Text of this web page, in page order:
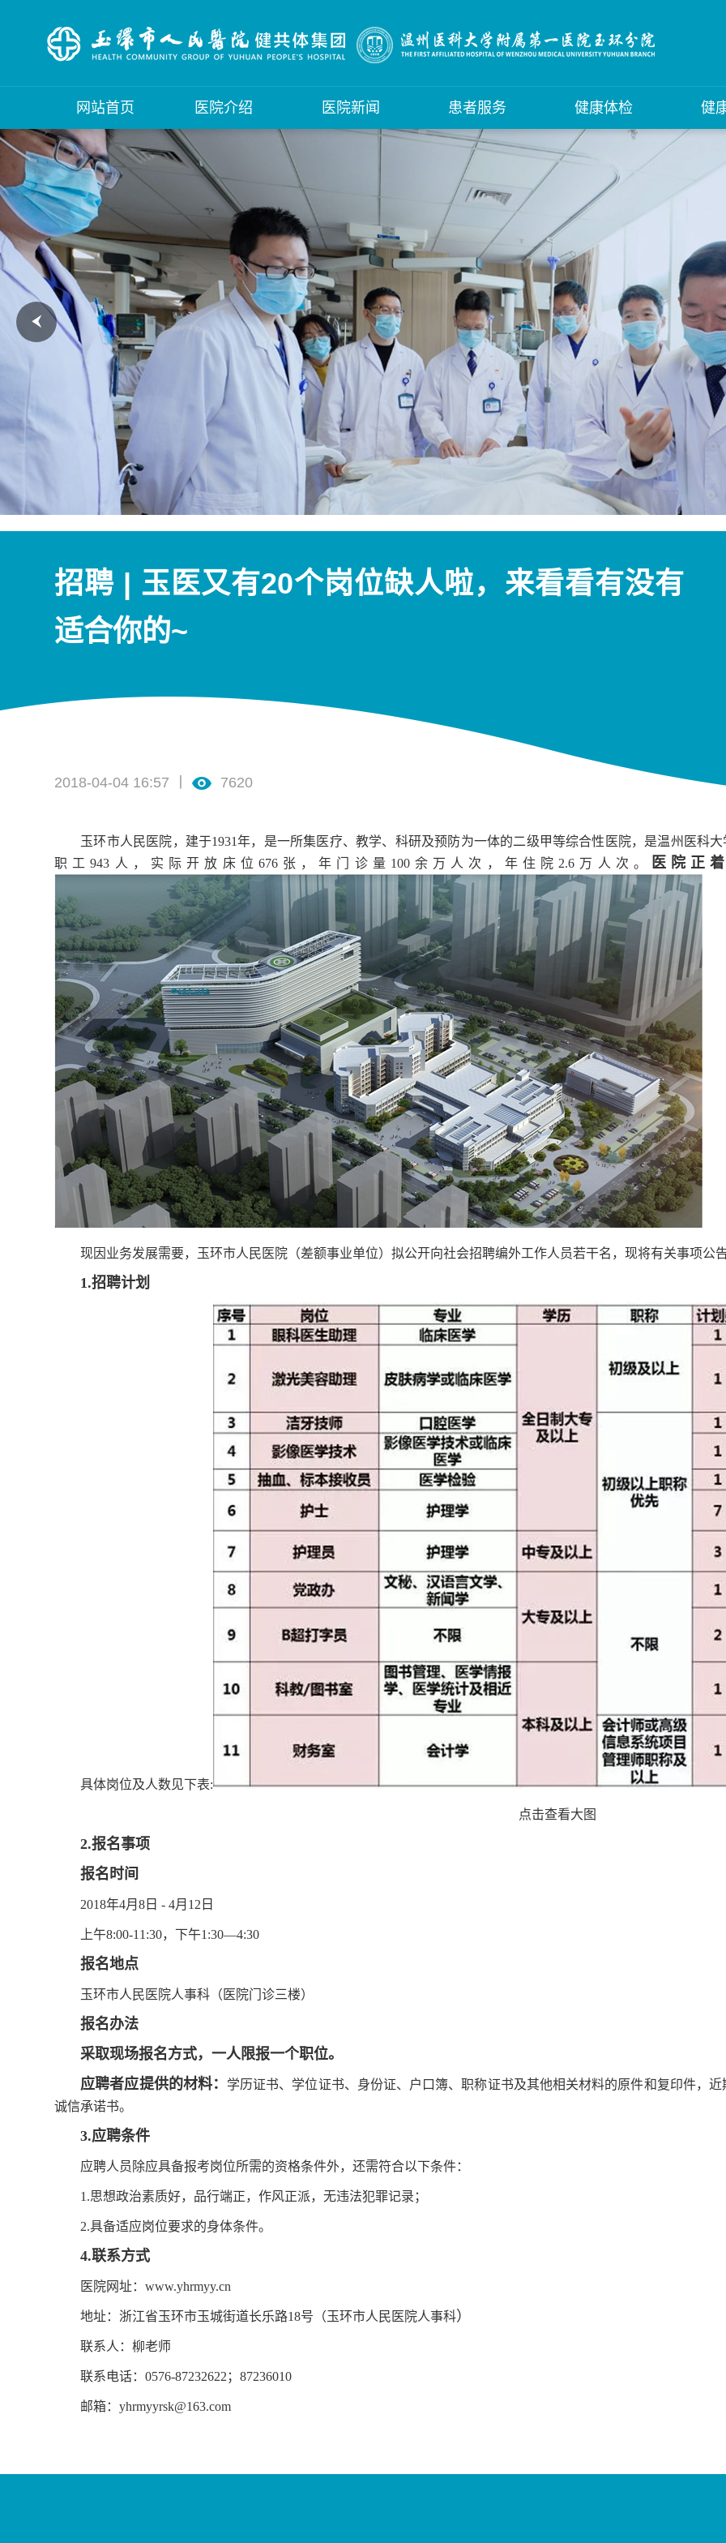
网站首页 医院介绍 医院新闻 患者服务 健康体检 健
招聘 | 玉医又有20个岗位缺人啦，来看看有没有
适合你的~
2018-04-04 16:57 丨 7620
玉环市人民医院，建于1931年，是一所集医疗、教学、科研及预防为一体的二级甲等综合性医院，是温州医科
职工943人，实际开放床位676张，年门诊量100余万人次，年住院2.6万人次。
医院正
现因业务发展需要，玉环市人民医院（差额事业单位）拟公开向社会招聘编外工作人员若干名 ，现将有关事项公
1.招聘计划
具体岗位及人数见下表:
点击查看大图
2.报名事项
报名时间
2018年4月8日 - 4月12日
上午8:00-11:30，下午1:30—4:30
报名地点
玉环市人民医院人事科（医院门诊三楼）
报名办法
采取现场报名方式，一人限报一个职位。
应聘者应提供的材料：
学历证书、学位证书、身份证、户口簿、职称证书及其他相关材料的原件和复印件，
诚信承诺书。
3.应聘条件
应聘人员除应具备报考岗位所需的资格条件外，还需符合以下条件：
1.思想政治素质好，品行端正，作风正派，无违法犯罪记录；
2.具备适应岗位要求的身体条件。
4.联系方式
医院网址：www.yhrmyy.cn
地址：浙江省玉环市玉城街道长乐路18号 （玉环市人民医院人事科）
联系人：柳老师
联系电话：0576-87232622；87236010
邮箱：yhrmyyrsk@163.com